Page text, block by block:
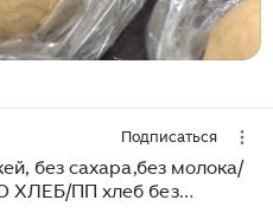
Подписаться
без сахара,без молока/
ХЛЕБ/ПП хлеб без